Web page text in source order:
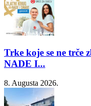
Trke koje se ne
NADE I...
8. Augusta 2026.